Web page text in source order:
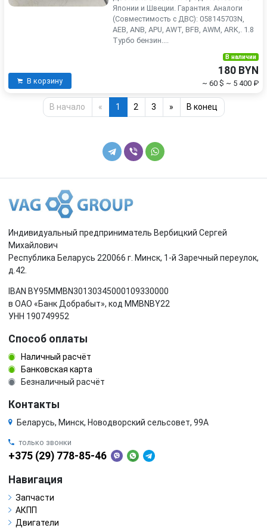
Японии и Швеции. Гарантия. Аналоги
(Совместимость с ДВС): 058145703N,
AEB, ANB, APU, AWT, BFB, AWM, ARK,. 1.8
Турбо бензин....
В корзину
В наличии
180 BYN
~ 60 $ ~ 5 400 ₽
В начало « 1 2 3 » В конец
Индивидуальный предприниматель Вербицкий Сергей
Михайлович
Республика Беларусь 220066 г. Минск, 1-й Заречный переулок,
д.42.
IBAN BY95MMBN30130345000109330000
в ОАО «Банк Добрабыт», код MMBNBY22
УНН 190749952
Способ оплаты
Наличный расчёт
Банковская карта
Безналичный расчёт
Контакты
Беларусь, Минск, Новодворский сельсовет, 99А
только звонки
+375 (29) 778-85-46
Навигация
Запчасти
АКПП
Двигатели